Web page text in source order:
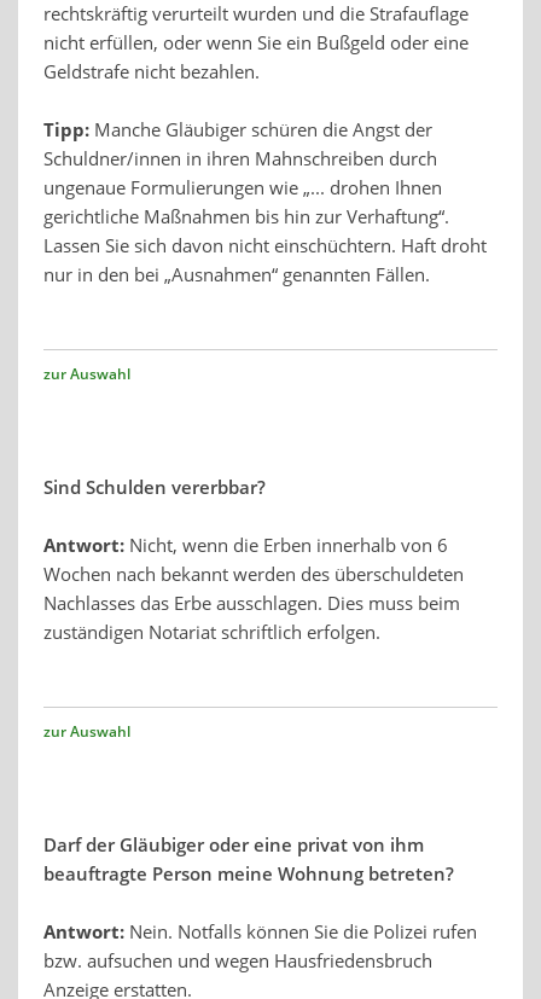
rechtskräftig verurteilt wurden und die Strafauflage
nicht erfüllen, oder wenn Sie ein Bußgeld oder eine
Geldstrafe nicht bezahlen.
Tipp:Manche Gläubiger schüren die Angst der
Schuldner/innen in ihren Mahnschreiben durch
ungenaue Formulierungen wie „... drohen Ihnen
gerichtliche Maßnahmen bis hin zur Verhaftung“.
Lassen Sie sich davon nicht einschüchtern. Haft droht
nur in den bei „Ausnahmen“ genannten Fällen.
zur Auswahl
Sind Schulden vererbbar?
Antwort:Nicht, wenn die Erben innerhalb von 6
Wochen nach bekannt werden des überschuldeten
Nachlasses das Erbe ausschlagen. Dies muss beim
zuständigen Notariat schriftlich erfolgen.
zur Auswahl
Darf der Gläubiger oder eine privat von ihm
beauftragte Person meine Wohnung betreten?
Antwort:Nein. Notfalls können Sie die Polizei rufen
bzw. aufsuchen und wegen Hausfriedensbruch
Anzeige erstatten.